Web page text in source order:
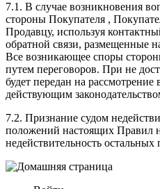
7.1. В случае возникновения
стороны Покупателя ,
Продавцу, используя
обратной связи, размещенные
Все возникающее споры
путем переговоров. При не
будет передан на рассмотрение
действующим
7.2. Признание судом
положений настоящих Правил
недействительность